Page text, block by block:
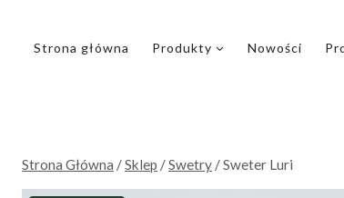
Strona główna Produkty Nowości
Strona Główna /Sklep /Swetry /Sweter Luri